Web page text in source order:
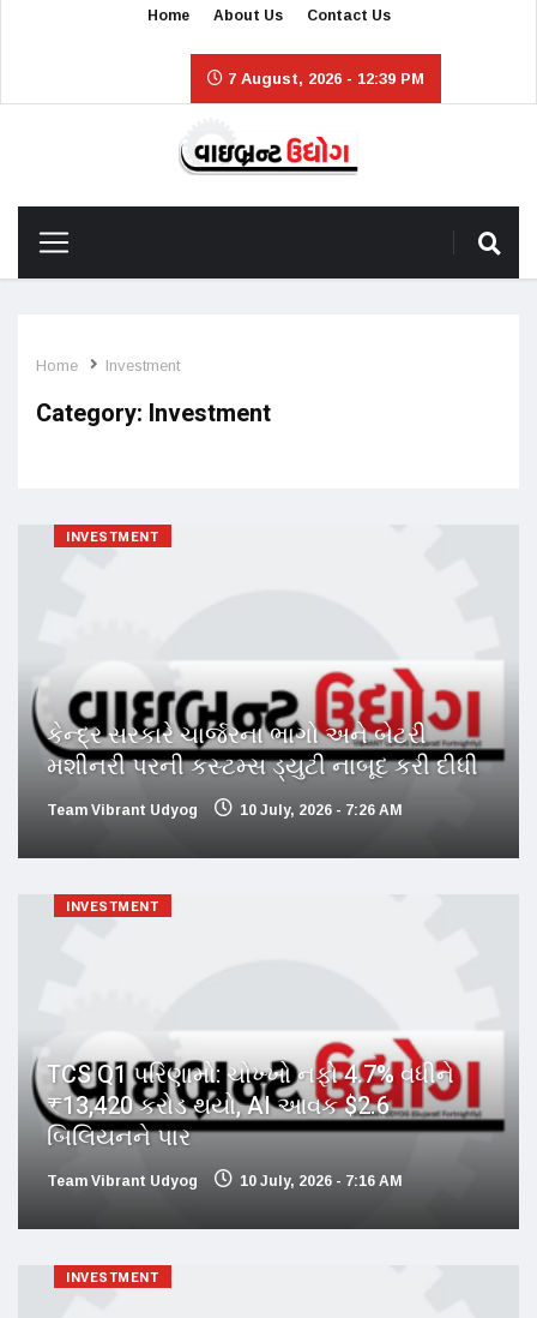
Home About Us Contact Us
7 August, 2026 - 12:39 PM
Home Investment
Category: Investment
INVESTMENT
કેન્દ્ર સરકારે ચાર્જરના ભાગો અને બેટરી
મશીનરી પરની કસ્ટમ્સ ડ્યુટી નાબૂદ કરી દીધી
Team Vibrant Udyog 10 July, 2026 - 7:26 AM
INVESTMENT
TCS Q1 પરિણામો: ચોખ્ખો નફો 4.7% વધીને
₹13,420 કરોડ થયો, AI આવક $2.6
બિલિયનને પાર
Team Vibrant Udyog 10 July, 2026 - 7:16 AM
INVESTMENT